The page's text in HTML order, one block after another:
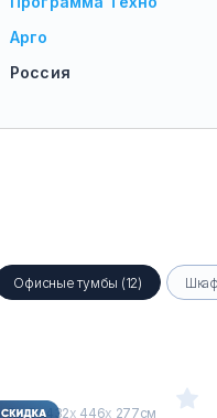
Арго
Россия
Офисные тумбы (12)
хГхВ : 432х 446х 277см